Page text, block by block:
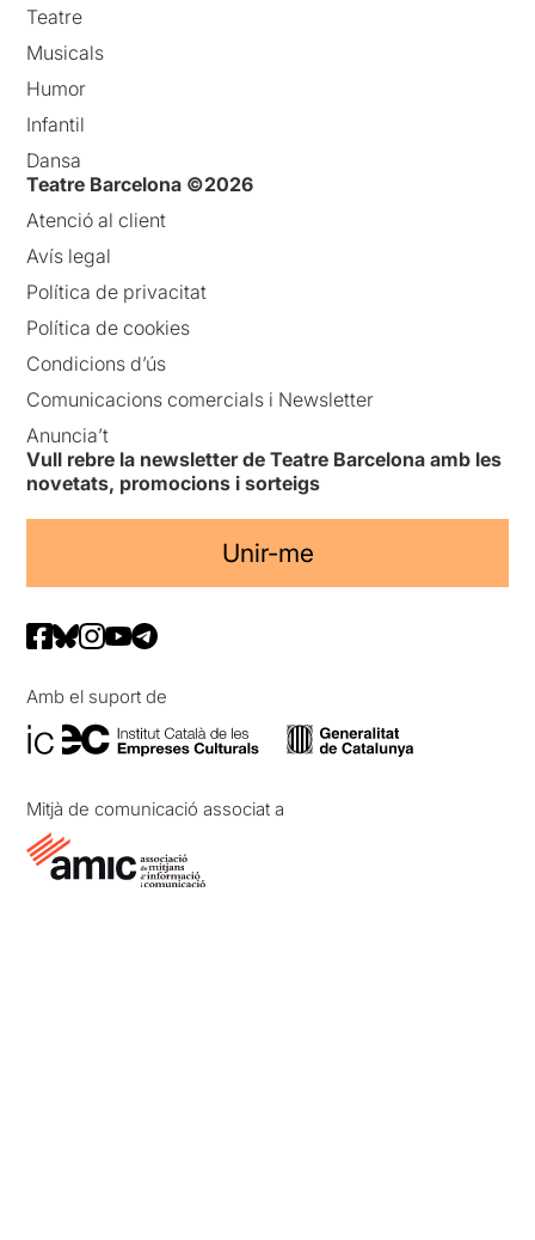
Teatre
Musicals
Humor
Infantil
Dansa
Teatre Barcelona ©2026
Atenció al client
Avís legal
Política de privacitat
Política de cookies
Condicions d’ús
Comunicacions comercials i Newsletter
Anuncia’t
Vull rebre la newsletter de Teatre Barcelona amb les
novetats, promocions i sorteigs
Unir-me
Amb el suport de
Mitjà de comunicació associat a